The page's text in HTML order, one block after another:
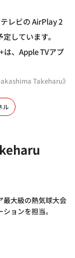
レビの AirPlay 2
しています。
は、Apple TVアプ
Takeharu》
ル
最大級の熱気球大会
ョンを担当。